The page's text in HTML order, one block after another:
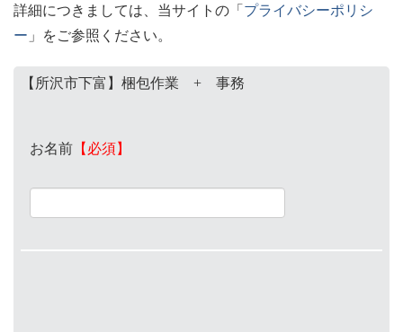
n
詳細につきましては、当サイトの「 プライバシーポリシ
ー 」をご参照ください。
【所沢市下富】梱包作業 + 事務
お名前 【必須】